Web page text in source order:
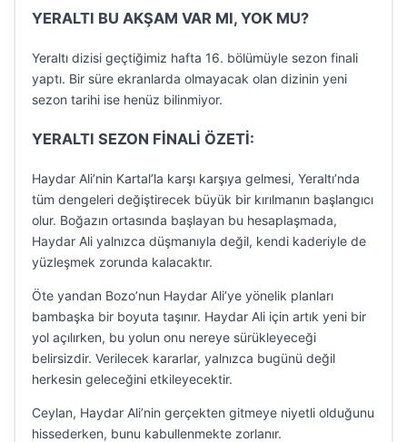
YERALTI BU AKŞAM VAR MI, YOK MU?
Yeraltı dizisi geçtiğimiz hafta 16. bölümüyle sezon finali
yaptı. Bir süre ekranlarda olmayacak olan dizinin yeni
sezon tarihi ise henüz bilinmiyor.
YERALTI SEZON FİNALİ ÖZETİ:
Haydar Ali’nin Kartal’la karşı karşıya gelmesi, Yeraltı’nda
tüm dengeleri değiştirecek büyük bir kırılmanın başlangıcı
olur. Boğazın ortasında başlayan bu hesaplaşmada,
Haydar Ali yalnızca düşmanıyla değil, kendi kaderiyle de
yüzleşmek zorunda kalacaktır.
Öte yandan Bozo’nun Haydar Ali’ye yönelik planları
bambaşka bir boyuta taşınır. Haydar Ali için artık yeni bir
yol açılırken, bu yolun onu nereye sürükleyeceği
belirsizdir. Verilecek kararlar, yalnızca bugünü değil
herkesin geleceğini etkileyecektir.
Ceylan, Haydar Ali’nin gerçekten gitmeye niyetli olduğunu
hissederken, bunu kabullenmekte zorlanır.